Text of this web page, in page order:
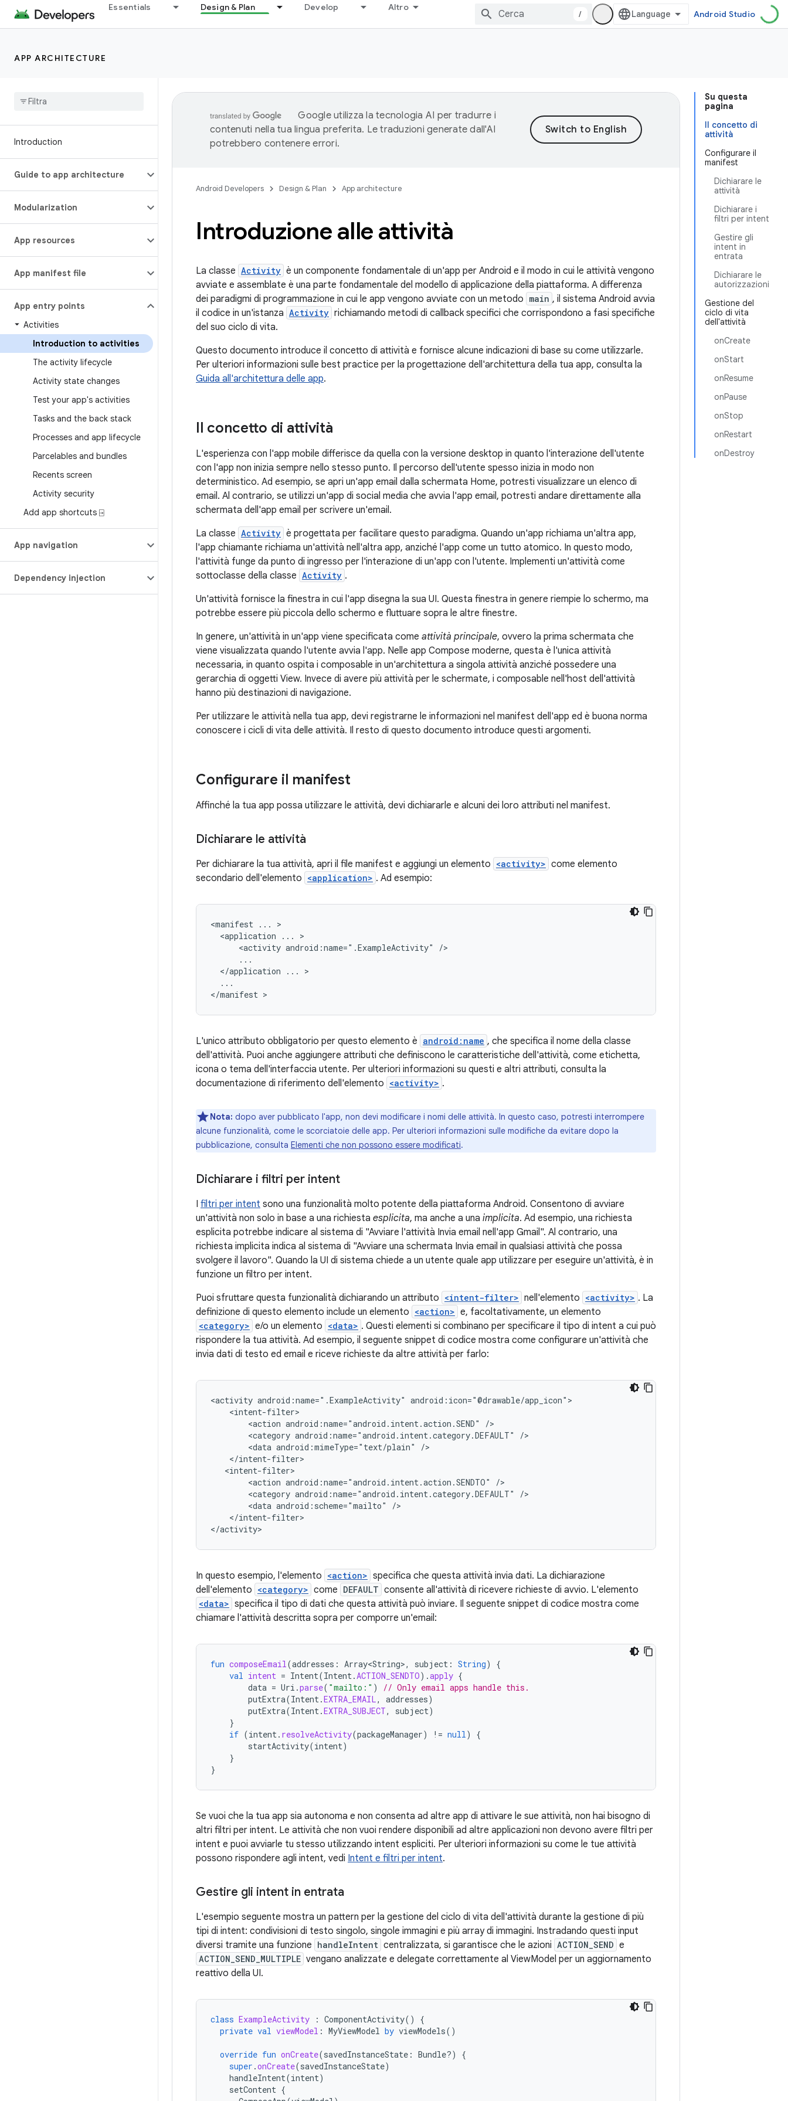
Essentials Design & Plan Develop Altro
/ Android Studio
APP ARCHITECTURE
Introduction
Guide to app architecture
Modularization
App resources
App manifest file
App entry points
Activities
Introduction to activities
The activity lifecycle
Activity state changes
Test your app's activities
Tasks and the back stack
Processes and app lifecycle
Parcelables and bundles
Recents screen
Activity security
Add app shortcuts ⍈
App navigation
Dependency injection
Su questa
pagina
Il concetto di
attività
Configurare il
manifest
Dichiarare le
attività
Dichiarare i
filtri per intent
Gestire gli
intent in
entrata
Dichiarare le
autorizzazioni
Gestione del
ciclo di vita
dell'attività
onCreate
onStart
onResume
onPause
onStop
onRestart
onDestroy
Google utilizza la tecnologia AI per tradurre i
contenuti nella tua lingua preferita. Le traduzioni generate dall'AI
potrebbero contenere errori.
Android Developers Design & Plan App architecture
Introduzione alle attività
La classe Activity è un componente fondamentale di un'app per Android e il modo in cui le attività vengono
avviate e assemblate è una parte fondamentale del modello di applicazione della piattaforma. A differenza
dei paradigmi di programmazione in cui le app vengono avviate con un metodo main , il sistema Android avvia
il codice in un'istanza Activity richiamando metodi di callback specifici che corrispondono a fasi specifiche
del suo ciclo di vita.
Questo documento introduce il concetto di attività e fornisce alcune indicazioni di base su come utilizzarle.
Per ulteriori informazioni sulle best practice per la progettazione dell'architettura della tua app, consulta la
Guida all'architettura delle app.
Il concetto di attività
L'esperienza con l'app mobile differisce da quella con la versione desktop in quanto l'interazione dell'utente
con l'app non inizia sempre nello stesso punto. Il percorso dell'utente spesso inizia in modo non
deterministico. Ad esempio, se apri un'app email dalla schermata Home, potresti visualizzare un elenco di
email. Al contrario, se utilizzi un'app di social media che avvia l'app email, potresti andare direttamente alla
schermata dell'app email per scrivere un'email.
La classe Activity è progettata per facilitare questo paradigma. Quando un'app richiama un'altra app,
l'app chiamante richiama un'attività nell'altra app, anziché l'app come un tutto atomico. In questo modo,
l'attività funge da punto di ingresso per l'interazione di un'app con l'utente. Implementi un'attività come
sottoclasse della classe Activity .
Un'attività fornisce la finestra in cui l'app disegna la sua UI. Questa finestra in genere riempie lo schermo, ma
potrebbe essere più piccola dello schermo e fluttuare sopra le altre finestre.
In genere, un'attività in un'app viene specificata come attività principale, ovvero la prima schermata che
viene visualizzata quando l'utente avvia l'app. Nelle app Compose moderne, questa è l'unica attività
necessaria, in quanto ospita i composable in un'architettura a singola attività anziché possedere una
gerarchia di oggetti View. Invece di avere più attività per le schermate, i composable nell'host dell'attività
hanno più destinazioni di navigazione.
Per utilizzare le attività nella tua app, devi registrarne le informazioni nel manifest dell'app ed è buona norma
conoscere i cicli di vita delle attività. Il resto di questo documento introduce questi argomenti.
Configurare il manifest
Affinché la tua app possa utilizzare le attività, devi dichiararle e alcuni dei loro attributi nel manifest.
Dichiarare le attività
Per dichiarare la tua attività, apri il file manifest e aggiungi un elemento <activity> come elemento
secondario dell'elemento <application> . Ad esempio:
<manifest ...
<application
...
<activity android:name=".ExampleActivity"
</application
...
...
</manifest
L'unico attributo obbligatorio per questo elemento è android:name , che specifica il nome della classe
dell'attività. Puoi anche aggiungere attributi che definiscono le caratteristiche dell'attività, come etichetta,
icona o tema dell'interfaccia utente. Per ulteriori informazioni su questi e altri attributi, consulta la
documentazione di riferimento dell'elemento <activity> .
Nota: dopo aver pubblicato l'app, non devi modificare i nomi delle attività. In questo caso, potresti interrompere
alcune funzionalità, come le scorciatoie delle app. Per ulteriori informazioni sulle modifiche da evitare dopo la
pubblicazione, consulta Elementi che non possono essere modificati.
Dichiarare i filtri per intent
I filtri per intent sono una funzionalità molto potente della piattaforma Android. Consentono di avviare
un'attività non solo in base a una richiesta esplicita, ma anche a una implicita. Ad esempio, una richiesta
esplicita potrebbe indicare al sistema di "Avviare l'attività Invia email nell'app Gmail". Al contrario, una
richiesta implicita indica al sistema di "Avviare una schermata Invia email in qualsiasi attività che possa
svolgere il lavoro". Quando la UI di sistema chiede a un utente quale app utilizzare per eseguire un'attività, è in
funzione un filtro per intent.
Puoi sfruttare questa funzionalità dichiarando un attributo <intent-filter> nell'elemento <activity> . La
definizione di questo elemento include un elemento <action> e, facoltativamente, un elemento
<category> e/o un elemento <data> . Questi elementi si combinano per specificare il tipo di intent a cui può
rispondere la tua attività. Ad esempio, il seguente snippet di codice mostra come configurare un'attività che
invia dati di testo ed email e riceve richieste da altre attività per farlo:
<activity android:name=".ExampleActivity"
<action android:name="android.intent.action.SEND"
<category android:name="android.intent.category.DEFAULT"
<data android:mimeType="text/plain"
<action android:name="android.intent.action.SENDTO"
<category android:name="android.intent.category.DEFAULT"
<data android:scheme="mailto"
</intent-filter>
In questo esempio, l'elemento <action> specifica che questa attività invia dati. La dichiarazione
dell'elemento <category> come DEFAULT consente all'attività di ricevere richieste di avvio. L'elemento
<data> specifica il tipo di dati che questa attività può inviare. Il seguente snippet di codice mostra come
chiamare l'attività descritta sopra per comporre un'email:
fun composeEmail(addresses : Array<String>, subject : String)
{
val intent = Intent(Intent.ACTION_SENDTO).apply {
data = Uri .parse( "mailto:" )
// Only email apps handle this.
putExtra(Intent.EXTRA_EMAIL, addresses)
putExtra(Intent.EXTRA_SUBJECT, subject)
}
if (intent. resolveActivity(packageManager) != null)
{
startActivity(intent)
}
}
Se vuoi che la tua app sia autonoma e non consenta ad altre app di attivare le sue attività, non hai bisogno di
altri filtri per intent. Le attività che non vuoi rendere disponibili ad altre applicazioni non devono avere filtri per
intent e puoi avviarle tu stesso utilizzando intent espliciti. Per ulteriori informazioni su come le tue attività
possono rispondere agli intent, vedi Intent e filtri per intent.
Gestire gli intent in entrata
L'esempio seguente mostra un pattern per la gestione del ciclo di vita dell'attività durante la gestione di più
tipi di intent: condivisioni di testo singolo, singole immagini e più array di immagini. Instradando questi input
diversi tramite una funzione handleIntent centralizzata, si garantisce che le azioni ACTION_SEND e
ACTION_SEND_MULTIPLE vengano analizzate e delegate correttamente al ViewModel per un aggiornamento
reattivo della UI.
class ExampleActivity : ComponentActivity()
{
private val viewModel : MyViewModel by viewModels()
override fun onCreate(savedInstanceState : Bundle?)
{
super .onCreate(savedInstanceState)
handleIntent(intent)
setContent {